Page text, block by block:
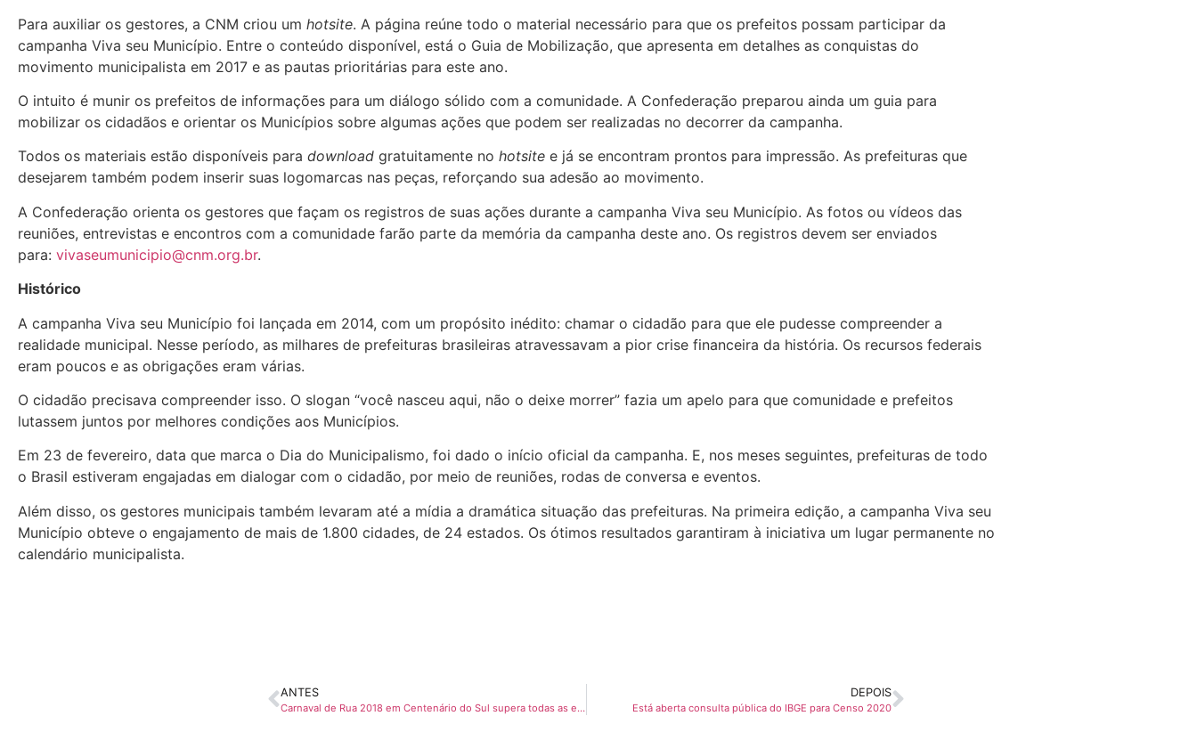
Para auxiliar os gestores, a CNM criou um hotsite. A página reúne todo o material necessário para que os prefeitos possam participar da
campanha Viva seu Município. Entre o conteúdo disponível, está o Guia de Mobilização, que apresenta em detalhes as conquistas do
movimento municipalista em 2017 e as pautas prioritárias para este ano.
O intuito é munir os prefeitos de informações para um diálogo sólido com a comunidade. A Confederação preparou ainda um guia para
mobilizar os cidadãos e orientar os Municípios sobre algumas ações que podem ser realizadas no decorrer da campanha.
Todos os materiais estão disponíveis para download gratuitamente no hotsite e já se encontram prontos para impressão. As prefeituras que
desejarem também podem inserir suas logomarcas nas peças, reforçando sua adesão ao movimento.
A Confederação orienta os gestores que façam os registros de suas ações durante a campanha Viva seu Município. As fotos ou vídeos das
reuniões, entrevistas e encontros com a comunidade farão parte da memória da campanha deste ano. Os registros devem ser enviados
para: vivaseumunicipio@cnm.org.br.
Histórico
A campanha Viva seu Município foi lançada em 2014, com um propósito inédito: chamar o cidadão para que ele pudesse compreender a
realidade municipal. Nesse período, as milhares de prefeituras brasileiras atravessavam a pior crise financeira da história. Os recursos federais
eram poucos e as obrigações eram várias.
O cidadão precisava compreender isso. O slogan “você nasceu aqui, não o deixe morrer” fazia um apelo para que comunidade e prefeitos
lutassem juntos por melhores condições aos Municípios.
Em 23 de fevereiro, data que marca o Dia do Municipalismo, foi dado o início oficial da campanha. E, nos meses seguintes, prefeituras de todo
o Brasil estiveram engajadas em dialogar com o cidadão, por meio de reuniões, rodas de conversa e eventos.
Além disso, os gestores municipais também levaram até a mídia a dramática situação das prefeituras. Na primeira edição, a campanha Viva seu
Município obteve o engajamento de mais de 1.800 cidades, de 24 estados. Os ótimos resultados garantiram à iniciativa um lugar permanente no
calendário municipalista.
ANTES
Carnaval de Rua 2018 em Centenário do Sul supera todas as expectativas
DEPOIS
Está aberta consulta pública do IBGE para Censo 2020